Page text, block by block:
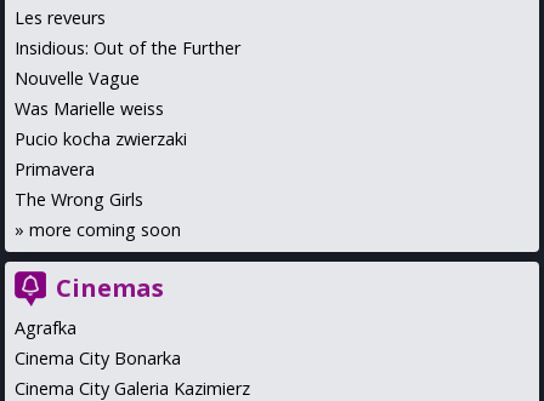
Les reveurs
Insidious: Out of the Further
Nouvelle Vague
Was Marielle weiss
Pucio kocha zwierzaki
Primavera
The Wrong Girls
» more coming soon
Cinemas
Agrafka
Cinema City Bonarka
Cinema City Galeria Kazimierz